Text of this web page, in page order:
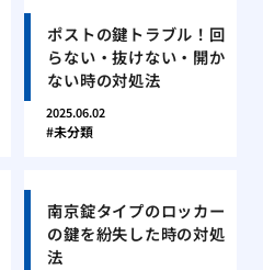
ポストの鍵トラブル！回
らない・抜けない・開か
ない時の対処法
2025.06.02
未分類
南京錠タイプのロッカー
の鍵を紛失した時の対処
法